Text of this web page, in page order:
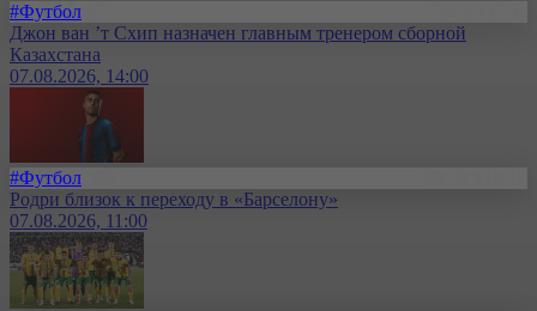
#Футбол
Джон ван ’т Схип назначен главным тренером сборной
Казахстана
07.08.2026, 14:00
#Футбол
Родри близок к переходу в «Барселону»
07.08.2026, 11:00